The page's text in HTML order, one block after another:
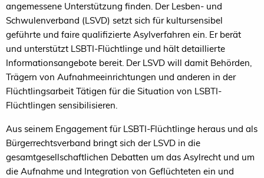
angemessene Unterstützung finden. Der Lesben- und
Schwulenverband (LSVD) setzt sich für kultursensibel
geführte und faire qualifizierte Asylverfahren ein. Er berät
und unterstützt LSBTI-Flüchtlinge und hält detaillierte
Informationsangebote bereit. Der LSVD will damit Behörden,
Trägern von Aufnahmeeinrichtungen und anderen in der
Flüchtlingsarbeit Tätigen für die Situation von LSBTI-
Flüchtlingen sensibilisieren.
Aus seinem Engagement für LSBTI-Flüchtlinge heraus und als
Bürgerrechtsverband bringt sich der LSVD in die
gesamtgesellschaftlichen Debatten um das Asylrecht und um
die Aufnahme und Integration von Geflüchteten ein und